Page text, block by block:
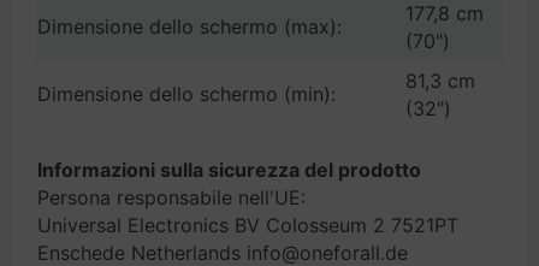
Dimensione dello schermo (max):
177,8 cm
(70")
Dimensione dello schermo (min):
81,3 cm
(32")
Informazioni sulla sicurezza del prodotto
Persona responsabile nell'UE:
Universal Electronics BV Colosseum 2 7521PT
Enschede Netherlands info@oneforall.de